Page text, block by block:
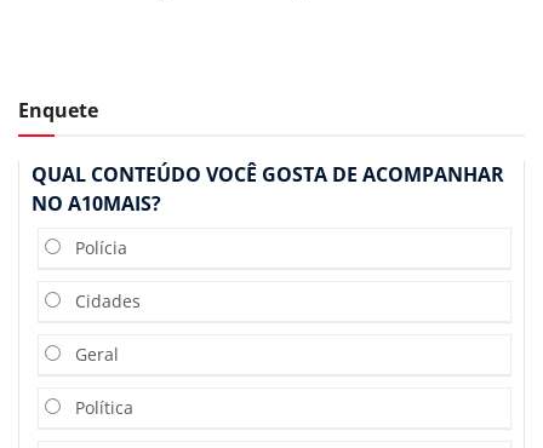
Enquete
QUAL CONTEÚDO VOCÊ GOSTA DE ACOMPANHAR
NO A10MAIS?
Polícia
Cidades
Geral
Política